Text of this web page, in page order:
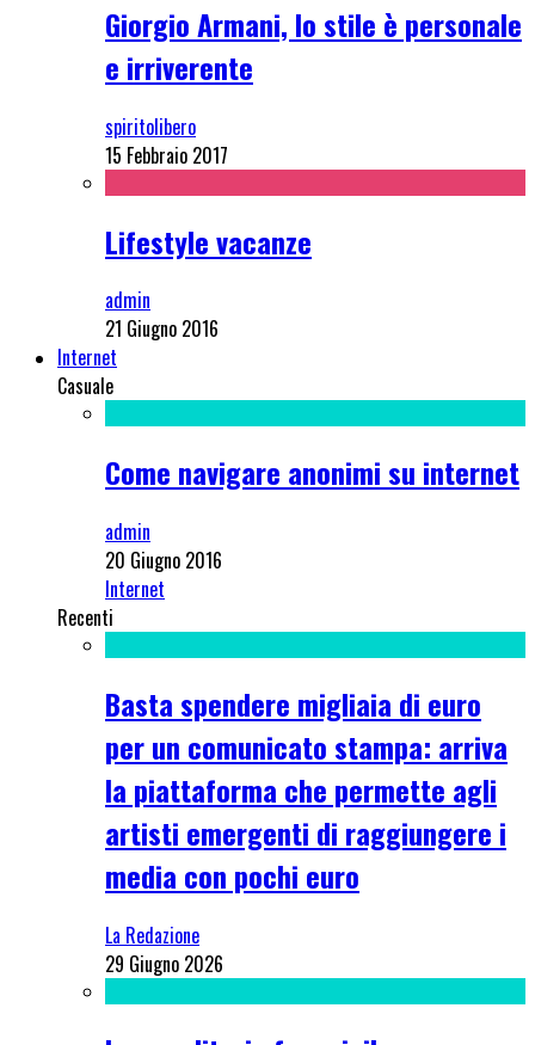
Giorgio Armani, lo stile è personale
e irriverente
spiritolibero
15 Febbraio 2017
Lifestyle vacanze
admin
21 Giugno 2016
Internet
Casuale
Come navigare anonimi su internet
admin
20 Giugno 2016
Internet
Recenti
Basta spendere migliaia di euro
per un comunicato stampa: arriva
la piattaforma che permette agli
artisti emergenti di raggiungere i
media con pochi euro
La Redazione
29 Giugno 2026